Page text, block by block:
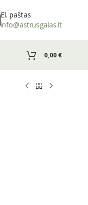
El. paštas
info@astrusgalas.lt
0,00 €